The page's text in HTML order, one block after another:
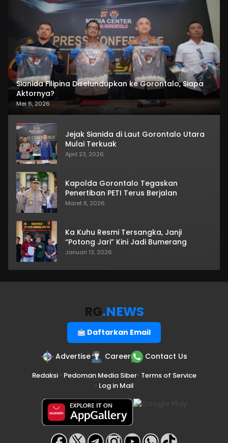
Sianida Filipina Diselundupkan ke Gorontalo, Siapa
Aktornya?
Mei 6, 2026
Jejak Sianida di Laut Gorontalo Utara
Mulai Terkuak
April 23, 2026
Kapolda Gorontalo Tegaskan
Penertiban PETI Terus Berjalan
Maret 8, 2026
Ka Kuhu Resmi Tersangka, Janji
“Potong Jari” Kini Jadi Bumerang
Januari 13, 2026
RG.NEWS
Daftarkan Email
Advertise Career Contact Us
Redaksi• Pedoman Media Siber• Terms of Service
• Log in Mail